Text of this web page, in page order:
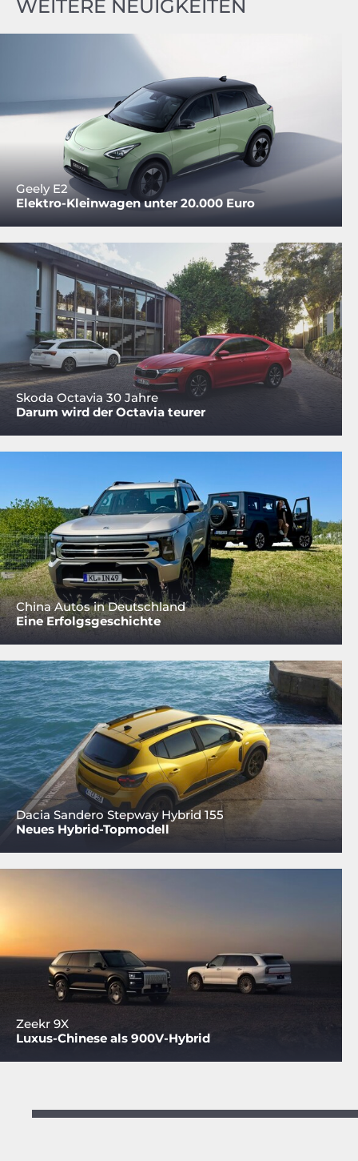
WEITERE NEUIGKEITEN
Geely E2
Elektro-Kleinwagen unter 20.000 Euro
Skoda Octavia 30 Jahre
Darum wird der Octavia teurer
China Autos in Deutschland
Eine Erfolgsgeschichte
Dacia Sandero Stepway Hybrid 155
Neues Hybrid-Topmodell
Zeekr 9X
Luxus-Chinese als 900V-Hybrid